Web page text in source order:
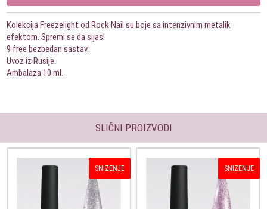
Kolekcija Freezelight od Rock Nail su boje sa intenzivnim metalik
efektom. Spremi se da sijas!
9 free bezbedan sastav.
Uvoz iz Rusije.
Ambalaza 10 ml.
SLIČNI PROIZVODI
SNIZENJE SNIZENJE